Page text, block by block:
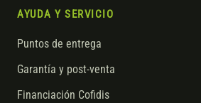
AYUDA Y SERVICIO
Puntos de entrega
Garantía y post-venta
Financiación Cofidis